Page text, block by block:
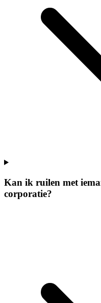
Kan ik ruilen met
corporatie?